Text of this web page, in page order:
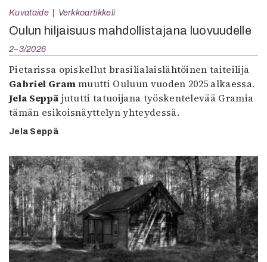
Kuvataide Verkkoartikkeli
Oulun hiljaisuus mahdollistajana luovuudelle
2–3/2026
Pietarissa opiskellut brasilialaislähtöinen taiteilija
Gabriel Grammuutti Ouluun vuoden 2025 alkaessa.
Jela Seppä jututti tatuoijana työskentelevää Gramia
tämän esikoisnäyttelyn yhteydessä.
Jela Seppä